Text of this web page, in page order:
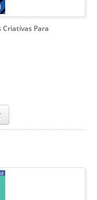
Criativas Para